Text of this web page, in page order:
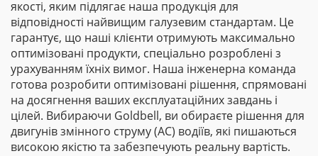
якості, яким підлягає наша продукція для
відповідності найвищим галузевим стандартам. Це
гарантує, що наші клієнти отримують максимально
оптимізовані продукти, спеціально розроблені з
урахуванням їхніх вимог. Наша інженерна команда
готова розробити оптимізовані рішення, спрямовані
на досягнення ваших експлуатаційних завдань і
цілей. Вибираючи Goldbell, ви обираєте рішення для
двигунів змінного струму (AC) водіїв, які пишаються
високою якістю та забезпечують реальну вартість.